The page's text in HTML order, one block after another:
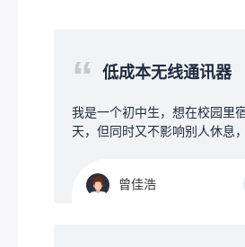
“ 低成本无线通讯器
我是一个初中生，想在校园里
天，但同时又不影响别人休息
带手机等电子产品，所以想搞
些消息的通讯器，最好是能保
吧，不要求保存太多，能保存
曾佳浩